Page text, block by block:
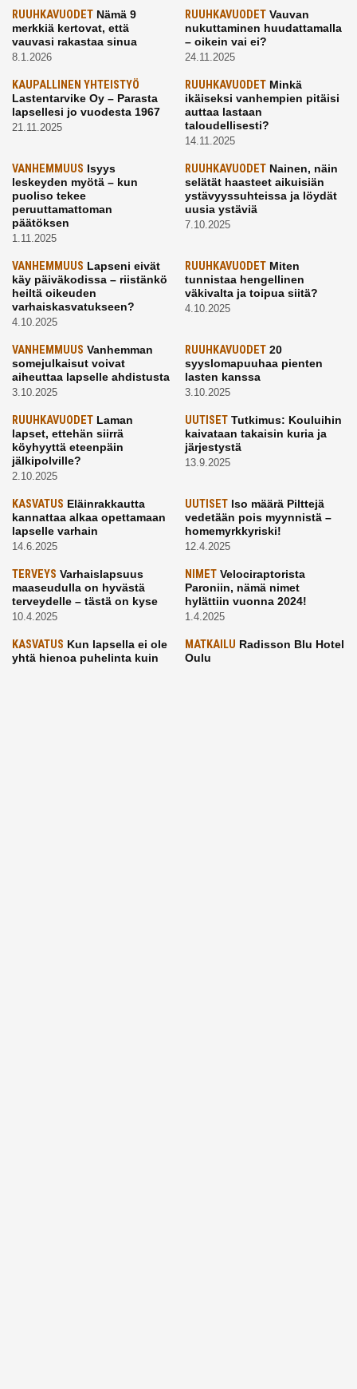
RUUHKAVUODET Nämä 9
merkkiä kertovat, että
vauvasi rakastaa sinua
8.1.2026
RUUHKAVUODETVauvan
nukuttaminen huudattamalla
– oikein vai ei?
24.11.2025
KAUPALLINEN YHTEISTYÖ
Lastentarvike Oy – Parasta
lapsellesi jo vuodesta 1967
21.11.2025
RUUHKAVUODETMinkä
ikäiseksi vanhempien pitäisi
auttaa lastaan
taloudellisesti?
14.11.2025
VANHEMMUUS Isyys
leskeyden myötä – kun
puoliso tekee
peruuttamattoman
päätöksen
1.11.2025
RUUHKAVUODETNainen, näin
selätät haasteet aikuisiän
ystävyyssuhteissa ja löydät
uusia ystäviä
7.10.2025
VANHEMMUUS Lapseni eivät
käy päiväkodissa – riistänkö
heiltä oikeuden
varhaiskasvatukseen?
4.10.2025
RUUHKAVUODETMiten
tunnistaa hengellinen
väkivalta ja toipua siitä?
4.10.2025
VANHEMMUUS Vanhemman
somejulkaisut voivat
aiheuttaa lapselle ahdistusta
3.10.2025
RUUHKAVUODET20
syyslomapuuhaa pienten
lasten kanssa
3.10.2025
RUUHKAVUODET Laman
lapset, ettehän siirrä
köyhyyttä eteenpäin
jälkipolville?
2.10.2025
UUTISETTutkimus: Kouluihin
kaivataan takaisin kuria ja
järjestystä
13.9.2025
KASVATUS Eläinrakkautta
kannattaa alkaa opettamaan
lapselle varhain
14.6.2025
UUTISETIso määrä Pilttejä
vedetään pois myynnistä –
homemyrkkyriski!
12.4.2025
TERVEYS Varhaislapsuus
maaseudulla on hyvästä
terveydelle – tästä on kyse
10.4.2025
NIMETVelociraptorista
Paroniin, nämä nimet
hylättiin vuonna 2024!
1.4.2025
KASVATUS Kun lapsella ei ole
yhtä hienoa puhelinta kuin
MATKAILU Radisson Blu Hotel
Oulu